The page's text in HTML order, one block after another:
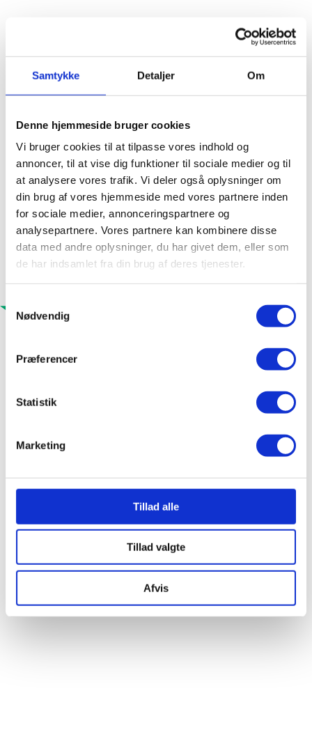
Samtykke Detaljer Om
Denne hjemmeside bruger cookies
Vi bruger cookies til at tilpasse vores indhold og
annoncer, til at vise dig funktioner til sociale medier og til
at analysere vores trafik. Vi deler også oplysninger om
din brug af vores hjemmeside med vores partnere inden
for sociale medier, annonceringspartnere og
analysepartnere. Vores partnere kan kombinere disse
data med andre oplysninger, du har givet dem, eller som
de har indsamlet fra din brug af deres tjenester.
Nødvendig
Præferencer
Statistik
Marketing
Tillad alle
Tillad valgte
Afvis